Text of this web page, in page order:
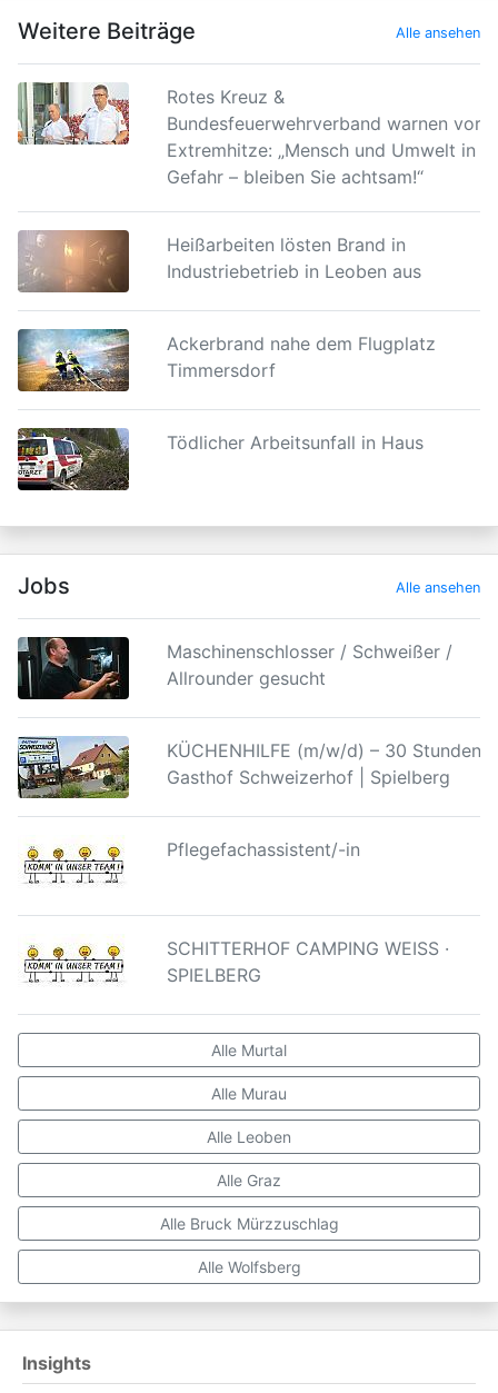
Weitere Beiträge Alle ansehen
Rotes Kreuz &
Bundesfeuerwehrverband warnen vor
Extremhitze: „Mensch und Umwelt in
Gefahr – bleiben Sie achtsam!“
Heißarbeiten lösten Brand in
Industriebetrieb in Leoben aus
Ackerbrand nahe dem Flugplatz
Timmersdorf
Tödlicher Arbeitsunfall in Haus
Jobs Alle ansehen
Maschinenschlosser / Schweißer /
Allrounder gesucht
KÜCHENHILFE (m/w/d) – 30 Stunden |
Gasthof Schweizerhof | Spielberg
Pflegefachassistent/-in
SCHITTERHOF CAMPING WEISS ·
SPIELBERG
Alle Murtal
Alle Murau
Alle Leoben
Alle Graz
Alle Bruck Mürzzuschlag
Alle Wolfsberg
Insights